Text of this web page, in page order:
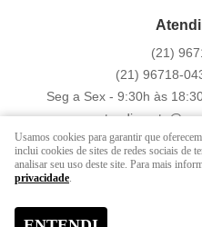
(21)
(21) 96718-
Seg a Sex - 9:30h às
LOJA VIRTUAL CRIADA POR
Usamos cookies para garantir que
inclui cookies de sites de redes sociais de
analisar seu uso deste site. Para mais
privacidade.